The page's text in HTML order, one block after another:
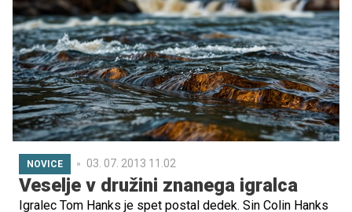
premiera, ki si jo boste morda lahko ogledali tudi vi, če se
prijavite na našo nagradno igro. Odgovoriti morate le na
preprosto vprašanje, kdo je slovenska Smrketa.
NOVICE 03. 07. 2013 11.02
Veselje v družini znanega igralca
Igralec Tom Hanks je spet postal dedek. Sin Colin Hanks